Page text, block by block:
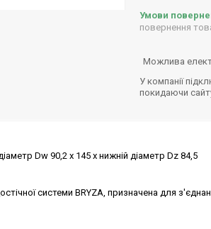
повернення
У компанії
покидаючи
Dw 90,2 x 145 x нижній діаметр Dz 84,5
системи BRYZA, призначена для